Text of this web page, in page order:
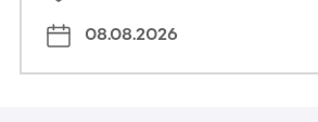
08.08.2026